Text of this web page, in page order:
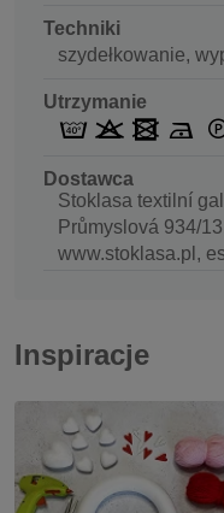
Techniki
szydełkowanie,
Utrzymanie
Dostawca
Stoklasa textilní
Průmyslová 934/
www.stoklasa.pl,
Inspiracje